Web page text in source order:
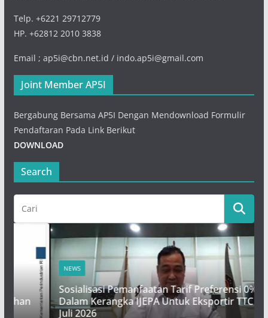
Telp. +6221 29712779
HP. +62812 2010 3838
Email ; ap5i@cbn.net.id / indo.ap5i@gmail.com
Joint Member AP5I
Bergabung Bersama AP5I Dengan Mendownload Formulir
Pendaftaran Pada Link Berikut
DOWNLOAD
Search
NEWS
Sosialisasi Pemanfaatan Tarif Preferensi 0%
Dalam Kerangka IJEPA Untuk Eksportir TTC – 23
Juli 2026